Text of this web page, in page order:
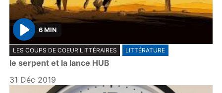
P
l
a
y
6 MIN
LES COUPS DE COEUR LITTÉRAIRES LITTÉRATURE
le serpent et la lance HUB
31 Déc 2019